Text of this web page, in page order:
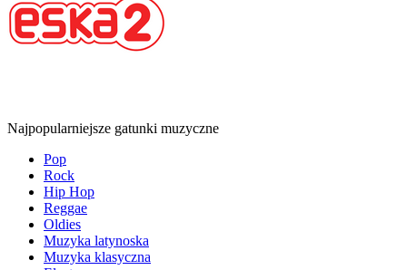
Najpopularniejsze gatunki muzyczne
Pop
Rock
Hip Hop
Reggae
Oldies
Muzyka latynoska
Muzyka klasyczna